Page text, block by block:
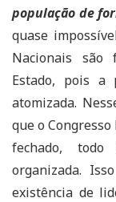
população de
quase
Nacionais são
Estado, pois a
atomizada.
que o
fechado,
organizada.
existência de